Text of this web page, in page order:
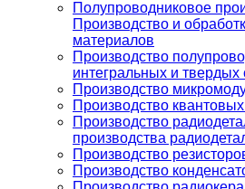
Полупроводниковое
Производство и
материалов
Производство
интегральных и твердых
Производство
Производство
Производство
производства
Производство
Производство